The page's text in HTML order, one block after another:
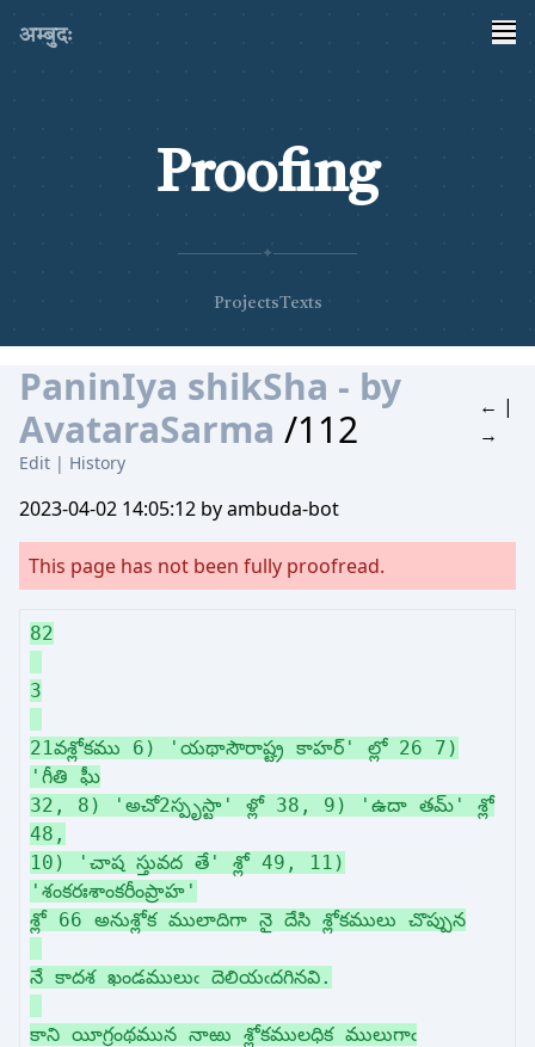
अम्बुदः
Proofing
✦
ProjectsTexts
PaninIya shikSha - by
AvataraSarma /112
Edit | History
← |
→
2023-04-02 14:05:12 by ambuda-bot
This page has not been fully proofread.
82
3
21వశ్లోకము 6) 'యథాసౌరాష్ట్ర కాహర్' ల్లో 26 7)
'గీతి ఘీ
32, 8) 'అచో2స్పృస్టా' ళ్లో 38, 9) 'ఉదా తమ్' శ్లో
48,
10) 'చాష స్తువద తే' శ్లో 49, 11)
'శంకరఃశాంకరీంప్రాహ'
శ్లో 66 అనుశ్లోక ములాదిగా నై దేసి శ్లోకములు చొప్పున
నే కాదశ ఖండములుఁ దెలియఁదగినవి.
కాని యీగ్రంథమున నాఱు శ్లోకములధిక ములుగాఁ